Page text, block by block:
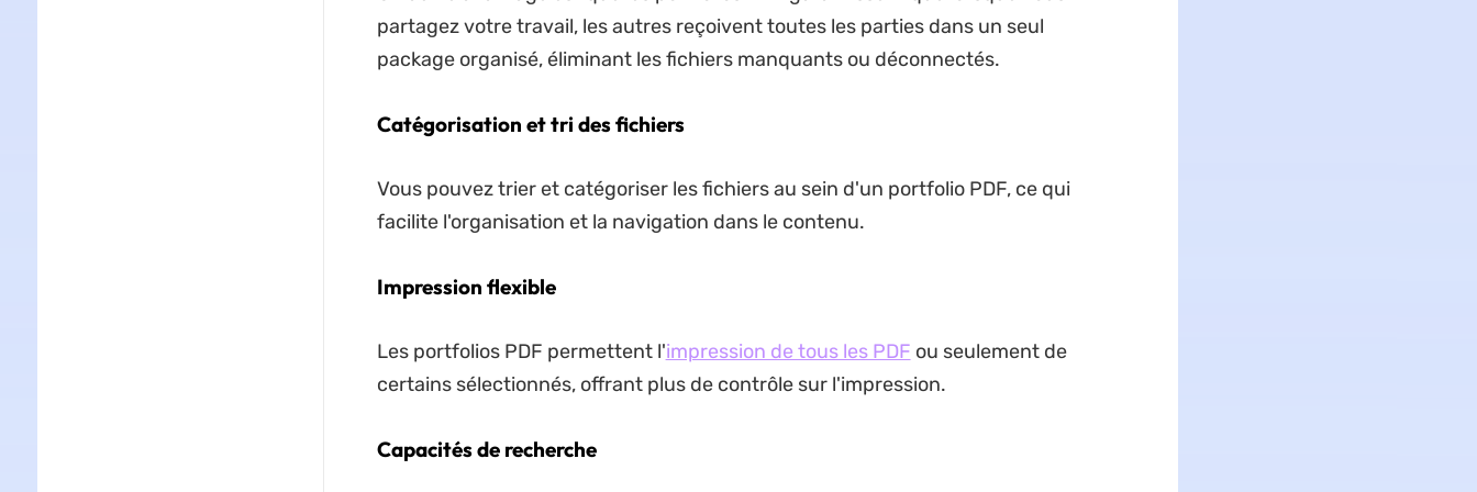
partagez votre travail, les autres reçoivent toutes les parties dans un seul
package organisé, éliminant les fichiers manquants ou déconnectés.
Catégorisation et tri des fichiers
Vous pouvez trier et catégoriser les fichiers au sein d'un portfolio PDF, ce qui
facilite l'organisation et la navigation dans le contenu.
Impression flexible
Les portfolios PDF permettent l'impression de tous les PDF ou seulement de
certains sélectionnés, offrant plus de contrôle sur l'impression.
Capacités de recherche